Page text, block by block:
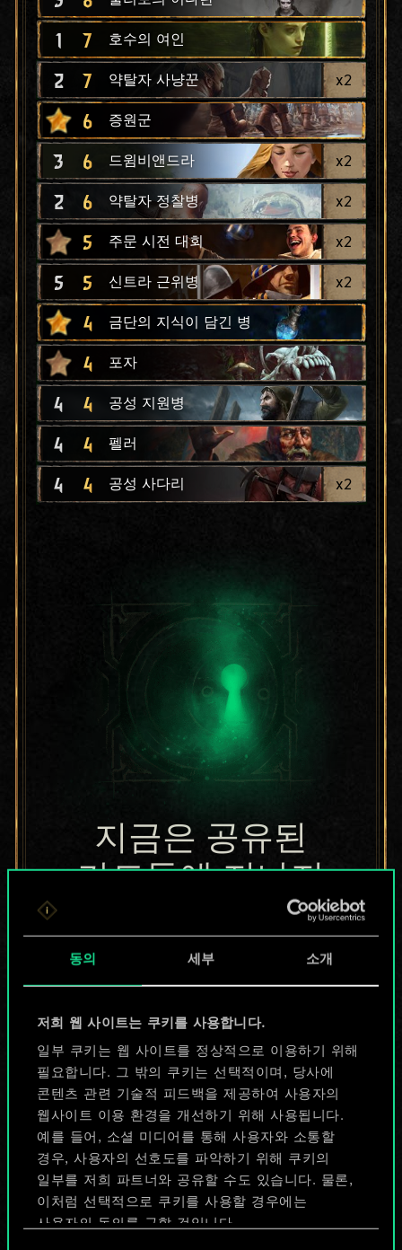
동의 세부 소개
저희 웹 사이트는 쿠키를 사용합니다.
일부 쿠키는 웹 사이트를 정상적으로 이용하기 위해
필요합니다. 그 밖의 쿠키는 선택적이며, 당사에
콘텐츠 관련 기술적 피드백을 제공하여 사용자의
웹사이트 이용 환경을 개선하기 위해 사용됩니다.
예를 들어, 소셜 미디어를 통해 사용자와 소통할
경우, 사용자의 선호도를 파악하기 위해 쿠키의
일부를 저희 파트너와 공유할 수도 있습니다. 물론,
이처럼 선택적으로 쿠키를 사용할 경우에는
사용자의 동의를 구할 것입니다.
1 7 호수의 여인
2 7 약탈자 사냥꾼 x2
6 증원군
3 6 드윔비앤드라 x2
2 6 약탈자 정찰병 x2
5 주문 시전 대회 x2
5 5 신트라 근위병 x2
4 금단의 지식이 담긴 병
4 포자
4 4 공성 지원병
4 4 펠러
4 4 공성 사다리 x2
지금은 공유된
카드들에 지나지
무궁무진한
가능성을 가지고
있습니다!
덱 이름 짓기 & 가이드 작성하기
덱 편집
또는